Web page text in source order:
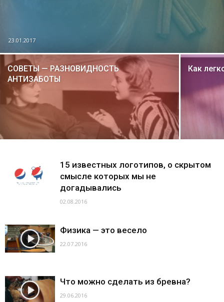
23.01.2017
СОВЕТЫ — РАЗНОВИДНОСТЬ
АНТИЗАБОТЫ
Как
15 известных логотипов, о скрытом
смысле которых мы не
догадывались
02.08.2016
Физика — это весело
22.07.2016
Что можно сделать из бревна?
29.06.2016